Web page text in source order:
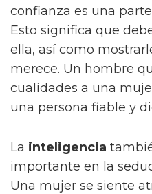
confianza es una
Esto significa que
ella, así como
merece. Un hombre
cualidades a una
una persona fiable y
La inteligencia
importante en la
Una mujer se siente